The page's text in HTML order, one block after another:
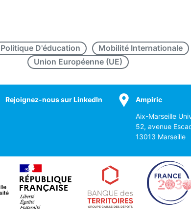
Politique D'éducation Mobilité Internationale
Union Européenne (UE)
Rejoignez-nous sur LinkedIn Ampiric
Aix-Marseille
52, avenue
13013 Marseille